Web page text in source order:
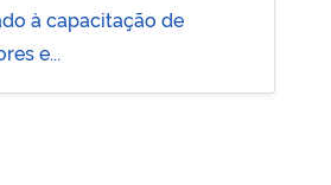
à capacitação de
e...